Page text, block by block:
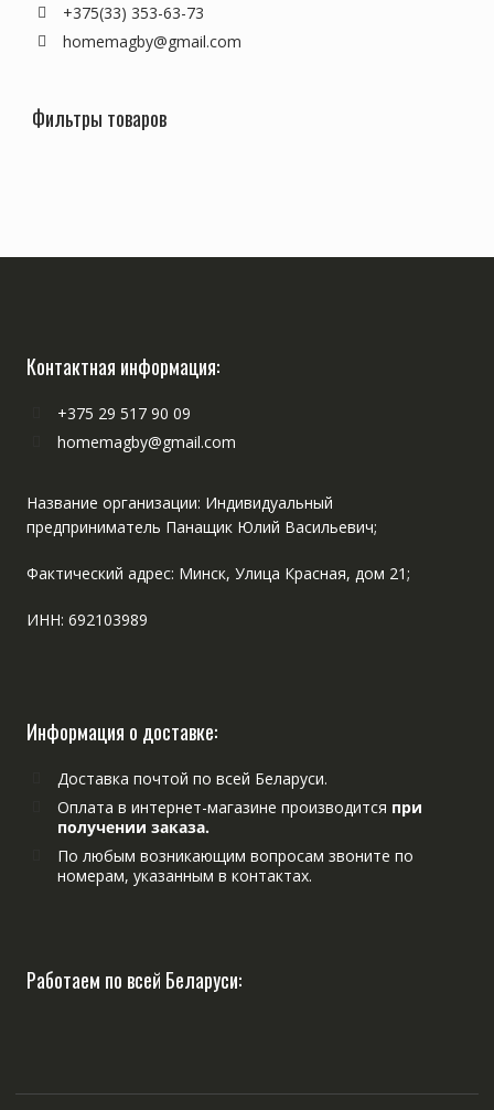
+375(33) 353-63-73
homemagby@gmail.com
Фильтры товаров
Контактная информация:
+375 29 517 90 09
homemagby@gmail.com
Название организации: Индивидуальный
предприниматель Панащик Юлий Васильевич;
Фактический адрес: Минск, Улица Красная, дом 21;
ИНН: 692103989
Информация о доставке:
Доставка почтой по всей Беларуси.
Оплата в интернет-магазине производится при
получении заказа.
По любым возникающим вопросам звоните по
номерам, указанным в контактах.
Работаем по всей Беларуси: